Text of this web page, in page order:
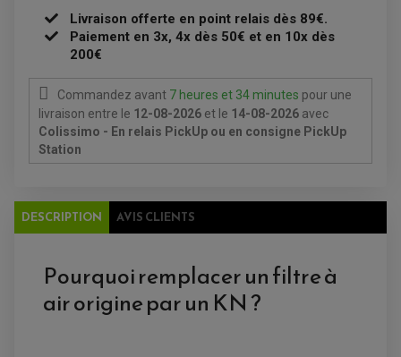
CHARGEUR BATTERIE
CLIGNOTANT MOTO
CLIGNOTANT TYPE ORIGINE
DÉMARREUR
FEUX ADDITIONNELS
KIT RECONDITIONNEMENT DEMARREUR
POMPE A ESSENCE
REDRESSEUR / REGULATEUR
STATOR
BOUGIE NGK
FILTRE A AIR
OUTILLAGE
PRODUIT D'ENTRETIEN
REDRESSEUR / RÉGULATEUR
ECLAIRAGE SCOOTER
POMPE A ESSENCE
FREINAGE
DISQUE DE FREIN AVANT
ACCESSOIRE + VISSERIE FREINAGE
DISQUE DE FREIN ARRIERE
PLAQUETTE DE FREIN ARRIERE
KIT RÉPARATION CARBU
KIT RÉPARATION POMPE A EAU
PIPE D'ADMISSION
RADIATEUR
Livraison offerte en point relais dès 89€.
Paiement en 3x, 4x dès 50€ et en 10x dès
200€
Commandez avant 7 heures et 34 minutes pour une
livraison entre le 12-08-2026 et le 14-08-2026 avec
Colissimo - En relais PickUp ou en consigne PickUp
Station
DESCRIPTION AVIS CLIENTS
Pourquoi remplacer un filtre à
air origine par un KN ?